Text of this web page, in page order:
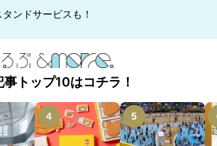
ンドサービスも！
事トップ10はコチラ！